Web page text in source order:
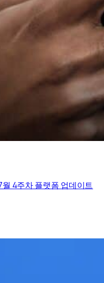
월 4주차 플랫폼 업데이트